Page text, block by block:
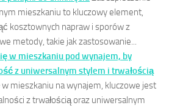
mieszkaniu to kluczowy element,
kosztownych napraw i sporów z
metody, takie jak zastosowanie...
w mieszkaniu pod wynajem, by
z uniwersalnym stylem i trwałością
mieszkaniu na wynajem, kluczowe jest
z trwałością oraz uniwersalnym